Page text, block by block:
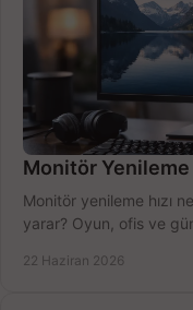
Monitör Yenileme
Monitör yenileme hızı
yarar? Oyun, ofis ve
22 Haziran 2026